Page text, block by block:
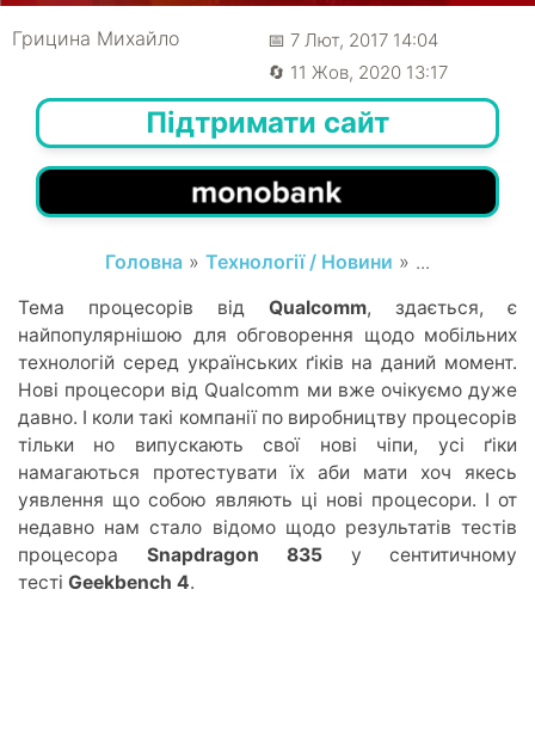
Грицина Михайло
📅 7 Лют, 2017 14:04
🔄 11 Жов, 2020 13:17
Підтримати сайт
Головна » Технології / Новини » ...
Тема процесорів від Qualcomm, здається, є
найпопулярнішою для обговорення щодо мобільних
технологій серед українських ґіків на даний момент.
Нові процесори від Qualcomm ми вже очікуємо дуже
давно. І коли такі компанії по виробництву процесорів
тільки но випускають свої нові чіпи, усі ґіки
намагаються протестувати їх аби мати хоч якесь
уявлення що собою являють ці нові процесори. І от
недавно нам стало відомо щодо результатів тестів
процесора Snapdragon 835 у сентитичному
тесті Geekbench 4.